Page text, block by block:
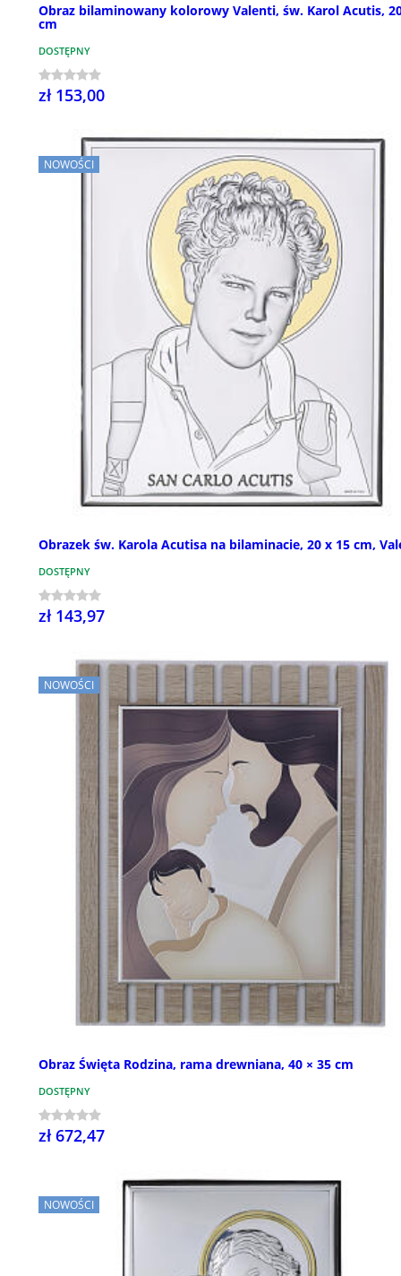
Obraz bilaminowany kolorowy Valenti, św. Karol Acutis,
cm
DOSTĘPNY
zł 153,00
NOWOŚCI
Obrazek św. Karola Acutisa na bilaminacie, 20 x 15 cm,
DOSTĘPNY
zł 143,97
NOWOŚCI
Obraz Święta Rodzina, rama drewniana, 40 × 35 cm
DOSTĘPNY
zł 672,47
NOWOŚCI